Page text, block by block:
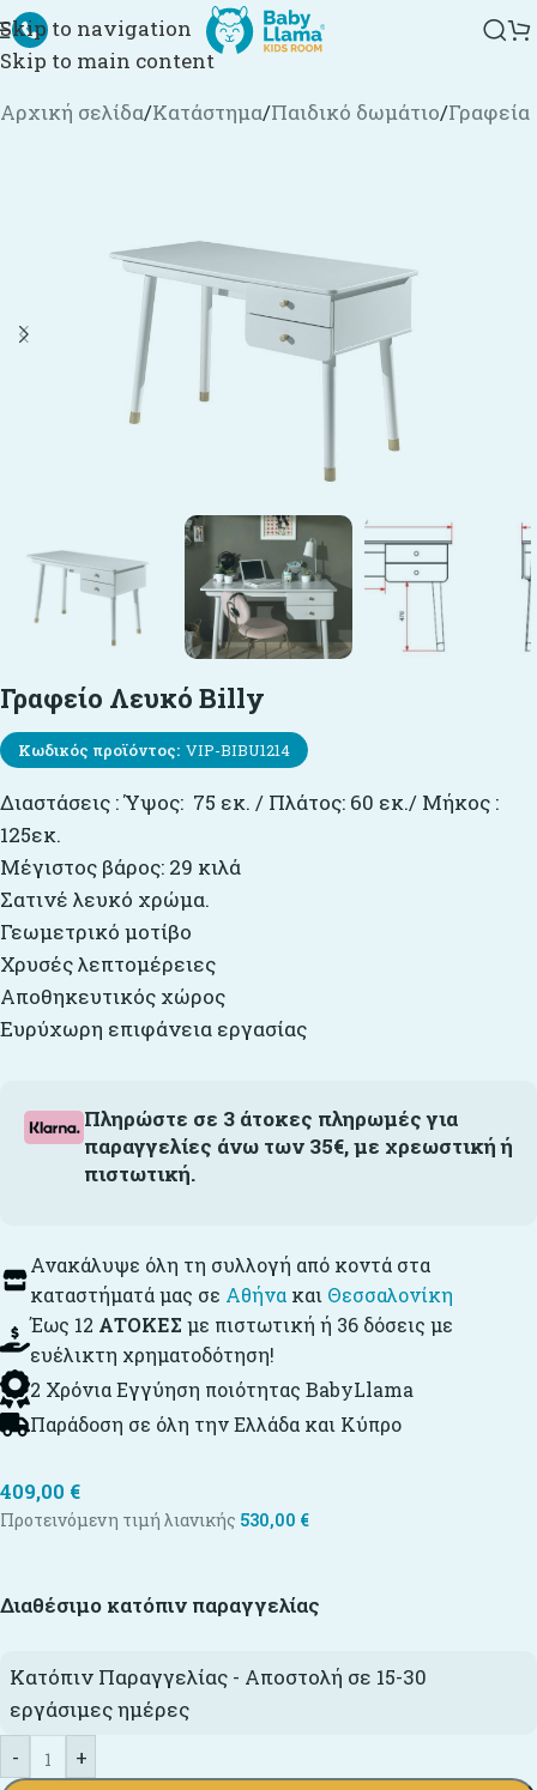
Skip to navigation
Skip to main content
Αρχική σελίδα/Κατάστημα/Παιδικό δωμάτιο/Γραφεία
Γραφείο Λευκό Billy
Κωδικός προϊόντος: VIP-BIBU1214
Διαστάσεις : Ύψος: 75 εκ. / Πλάτος: 60 εκ./ Μήκος :
125εκ.
Μέγιστος βάρος: 29 κιλά
Σατινέ λευκό χρώμα.
Γεωμετρικό μοτίβο
Χρυσές λεπτομέρειες
Αποθηκευτικός χώρος
Ευρύχωρη επιφάνεια εργασίας
Πληρώστε σε 3 άτοκες πληρωμές για
παραγγελίες άνω των 35€, με χρεωστική ή
πιστωτική.
Ανακάλυψε όλη τη συλλογή από κοντά στα
καταστήματά μας σε Αθήνα και Θεσσαλονίκη
Έως 12 ΑΤΟΚΕΣ με πιστωτική ή 36 δόσεις με
ευέλικτη χρηματοδότηση!
2 Χρόνια Εγγύηση ποιότητας BabyLlama
Παράδοση σε όλη την Ελλάδα και Κύπρο
409,00 €
Προτεινόμενη τιμή λιανικής 530,00 €
Διαθέσιμο κατόπιν παραγγελίας
Κατόπιν Παραγγελίας - Αποστολή σε 15-30
εργάσιμες ημέρες
-
+